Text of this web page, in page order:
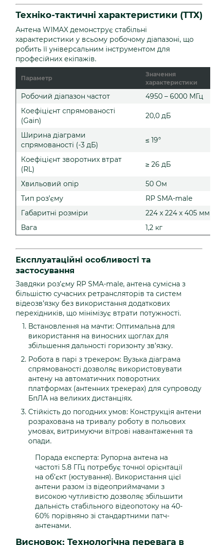
Техніко-тактичні характеристики (ТТХ)
Антена WIMAX демонструє стабільні
характеристики у всьому робочому діапазоні, що
робить її універсальним інструментом для
професійних екіпажів.
Параметр
Значення
характеристики
Робочий діапазон частот
4950 – 6000 МГц
Коефіцієнт спрямованості
(Gain)
20,0 дБ
Ширина діаграми
спрямованості (-3 дБ)
≤ 19°
Коефіцієнт зворотних втрат
(RL)
≥ 26 дБ
Хвильовий опір
50 Ом
Тип роз’єму
RP SMA-male
Габаритні розміри
224 х 224 х 405 мм
Вага
1,2 кг
Експлуатаційні особливості та
застосування
Завдяки роз’єму RP SMA-male, антена сумісна з
більшістю сучасних ретрансляторів та систем
відеозв’язку без використання додаткових
перехідників, що мінімізує втрати потужності.
Встановлення на мачти: Оптимальна для
використання на виносних щоглах для
збільшення дальності горизонту зв’язку.
Робота в парі з трекером: Вузька діаграма
спрямованості дозволяє використовувати
антену на автоматичних поворотних
платформах (антенних трекерах) для супроводу
БпЛА на великих дистанціях.
Стійкість до погодних умов: Конструкція антени
розрахована на тривалу роботу в польових
умовах, витримуючи вітрові навантаження та
опади.
Порада експерта: Рупорна антена на
частоті 5.8 ГГц потребує точної орієнтації
на об’єкт (юстування). Використання цієї
антени разом із відеоприймачами з
високою чутливістю дозволяє збільшити
дальність стабільного відеопотоку на 40-
60% порівняно зі стандартними патч-
антенами.
Висновок: Технологічна перевага в